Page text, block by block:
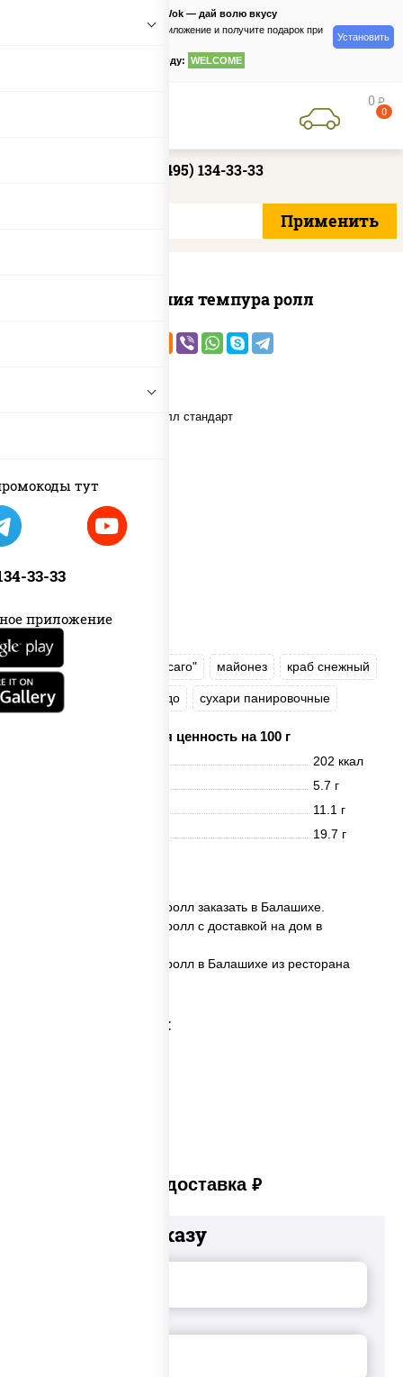
тут
33-33
приложение
PizzaSushiWok — дай волю вкусу
Скачайте приложение и получите подарок при
по промокоду: WELCOME
Установить
0 руб
0
+7 (495) 134-33-33
Калифорния темпура ролл
рис икра "Масаго" майонез краб снежный
огурцы свежие авокадо сухари панировочные
Пищевая ценность на 100 г
202 ккал
5.7 г
11.1 г
19.7 г
✅ Калифорния темпура ролл заказать в Балашихе.
✅ Калифорния темпура ролл с доставкой на дом в
✅ Калифорния темпура ролл в Балашихе из ресторана
Категории товара:
Платная доставка руб
Добавьте к заказу